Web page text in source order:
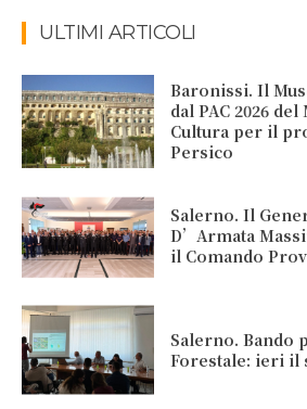
ULTIMI ARTICOLI
Baronissi. Il
dal PAC 2026
Cultura per il
Persico
Salerno. Il
D’Armata
il Comando
Salerno. Bando
Forestale: ieri il